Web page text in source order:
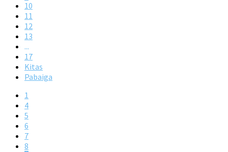
10
11
12
13
...
17
Kitas
Pabaiga
1
4
5
6
7
8